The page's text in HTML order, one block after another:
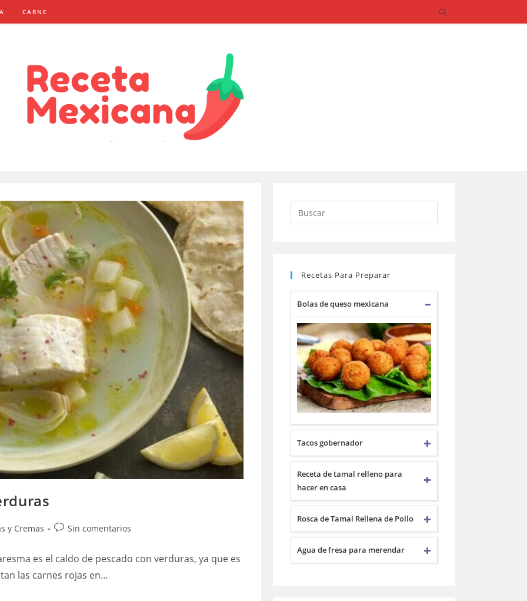
CARNE
y Cremas
Comentarios
entrada:
Sin comentarios
es el caldo de pescado con verduras, ya que es
las carnes rojas en…
Buscar:
Recetas Para Preparar
Bolas de queso mexicana
Tacos gobernador
Receta de tamal relleno para
hacer en casa
Rosca de Tamal Rellena de Pollo
Agua de fresa para merendar